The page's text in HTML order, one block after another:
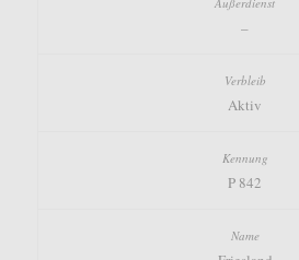
–
Aktiv
P 842